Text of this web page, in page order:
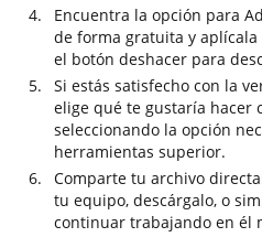
Encuentra la opción para
de forma gratuita y
el botón deshacer para
Si estás satisfecho con la
elige qué te gustaría hacer
seleccionando la opción
herramientas superior.
Comparte tu archivo
tu equipo, descárgalo, o
continuar trabajando en él